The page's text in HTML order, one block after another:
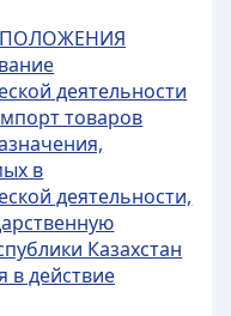
ПОЛОЖЕНИЯ
деятельности
товаров
в
деятельности,
Казахстан
в действие